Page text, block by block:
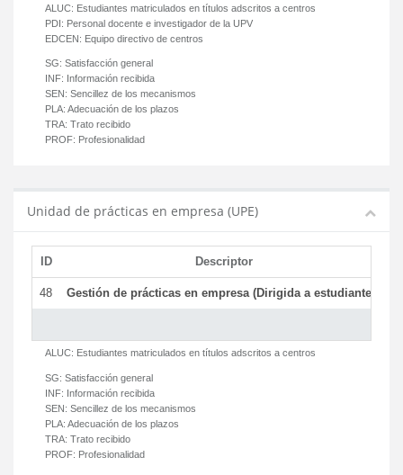
ALUC: Estudiantes matriculados en títulos adscritos a centros
PDI: Personal docente e investigador de la UPV
EDCEN: Equipo directivo de centros
SG: Satisfacción general
INF: Información recibida
SEN: Sencillez de los mecanismos
PLA: Adecuación de los plazos
TRA: Trato recibido
PROF: Profesionalidad
Unidad de prácticas en empresa (UPE)
ID Descriptor
48 Gestión de prácticas en empresa (Dirigida a estudiantes)
ALUC: Estudiantes matriculados en títulos adscritos a centros
SG: Satisfacción general
INF: Información recibida
SEN: Sencillez de los mecanismos
PLA: Adecuación de los plazos
TRA: Trato recibido
PROF: Profesionalidad